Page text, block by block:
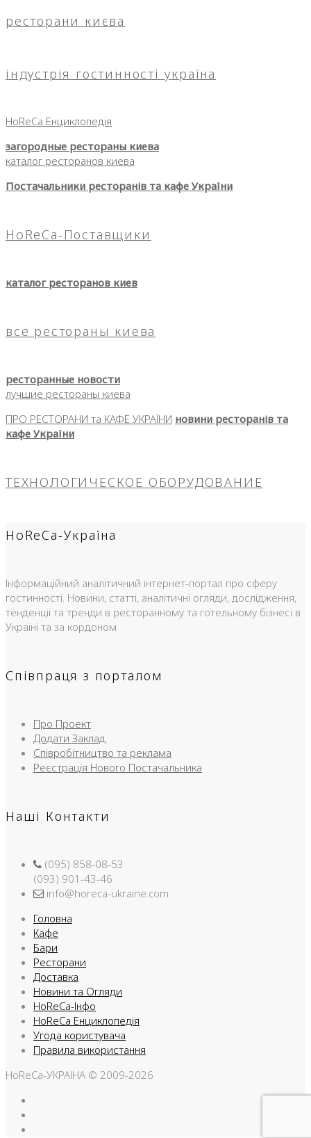
ресторани києва
індустрія гостинності україна
HoReCa Енциклопедія
загородные рестораны киева
каталог ресторанов киева
Постачальники ресторанів та кафе України
HoReCa-Поставщики
каталог ресторанов киев
все рестораны киева
ресторанные новости
лучшие рестораны киева
ПРО РЕСТОРАНИ та КАФЕ УКРАЇНИ новини ресторанів та
кафе України
ТЕХНОЛОГИЧЕСКОЕ ОБОРУДОВАНИЕ
HoReCa-Україна
Інформаційний аналітичний інтернет-портал про сферу
гостинності. Новини, статті, аналітичні огляди, дослідження,
тенденції та тренди в ресторанному та готельному бізнесі в
Україні та за кордоном
Співпраця з порталом
Про Проект
Додати Заклад
Співробітництво та реклама
Реєстрація Нового Постачальника
Наші Контакти
(095) 858-08-53
(093) 901-43-46
info@horeca-ukraine.com
Головна
Кафе
Бари
Ресторани
Доставка
Новини та Огляди
HoReCa-Інфо
HoReCa Енциклопедія
Угода користувача
Правила використання
HoReCa-УКРАЇНА © 2009-2026